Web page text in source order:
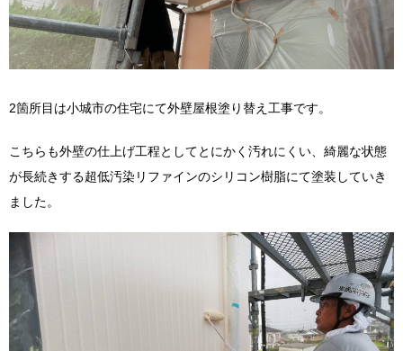
2箇所目は小城市の住宅にて外壁屋根塗り替え工事です。
こちらも外壁の仕上げ工程としてとにかく汚れにくい、綺麗な状態
が長続きする超低汚染リファインのシリコン樹脂にて塗装していき
ました。